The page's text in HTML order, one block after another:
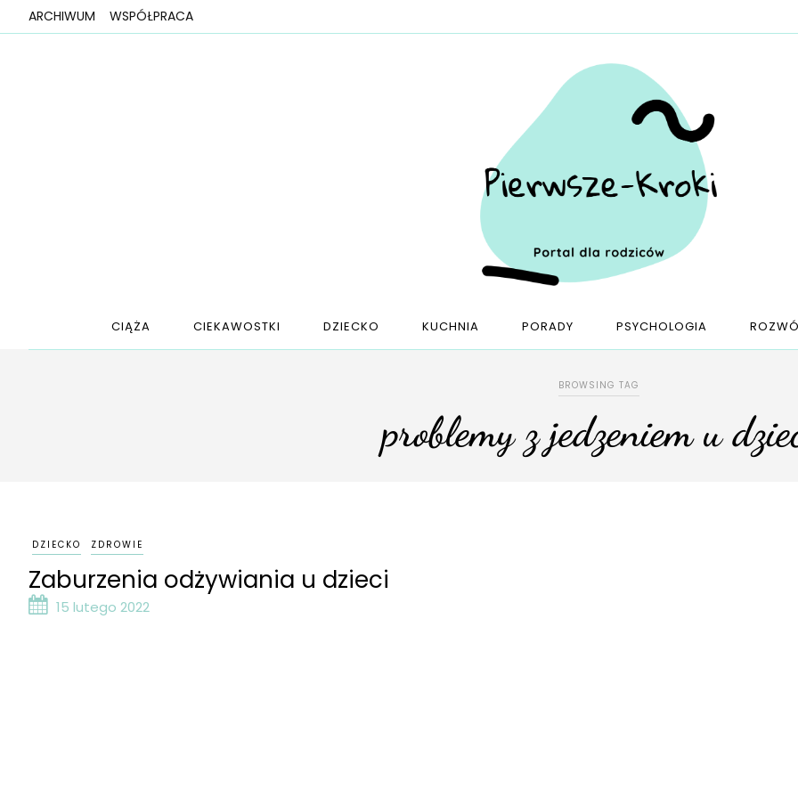
ARCHIWUM WSPÓŁPRACA
CIĄŻA CIEKAWOSTKI DZIECKO KUCHNIA PORADY PSYCHOLOGIA
BROWSING TAG
problemy z jedzeniem u
DZIECKO ZDROWIE
Zaburzenia odżywiania u dzieci
15 lutego 2022